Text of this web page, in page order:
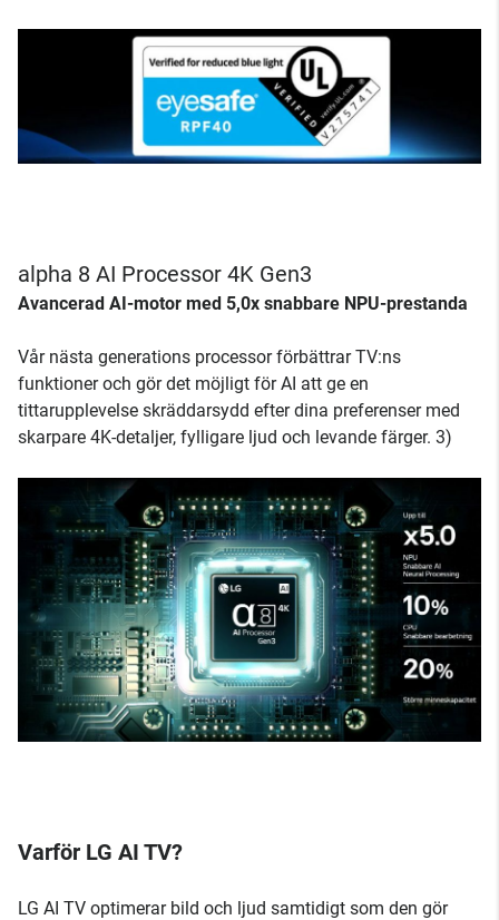
alpha 8 AI Processor 4K Gen3
Avancerad AI-motor med 5,0x snabbare NPU-prestanda
Vår nästa generations processor förbättrar TV:ns
funktioner och gör det möjligt för AI att ge en
tittarupplevelse skräddarsydd efter dina preferenser med
skarpare 4K-detaljer, fylligare ljud och levande färger. 3)
Varför LG AI TV?
LG AI TV optimerar bild och ljud samtidigt som den gör